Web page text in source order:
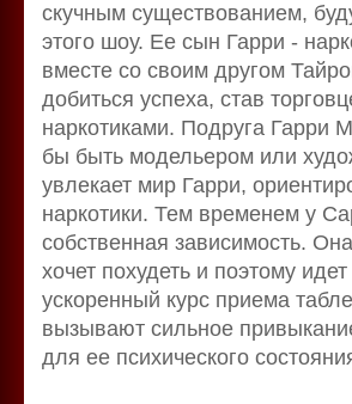
скучным существованием,
этого шоу. Ее сын Гарри -
вместе со своим другом
добиться успеха, став
наркотиками. Подруга Гарри
бы быть модельером или
увлекает мир Гарри,
наркотики. Тем временем у
собственная зависимость.
хочет похудеть и поэтому
ускоренный курс приема
вызывают сильное
для ее психического